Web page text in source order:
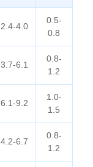
2.4-4.0
0.5-
0.8
3.7-6.1
0.8-
1.2
6.1-9.2
1.0-
1.5
4.2-6.7
0.8-
1.2